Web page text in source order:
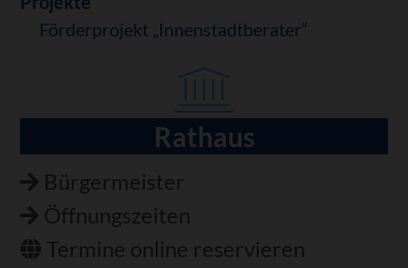
Förderprojekt „Innenstadtberater“
Rathaus
Bürgermeister
Öffnungszeiten
Termine online reservieren